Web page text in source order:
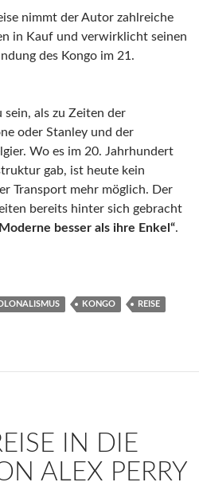
nimmt der Autor zahlreiche
in Kauf und verwirklicht seinen
des Kongo im 21.
als zu Zeiten der
oder Stanley und der
Wo es im 20. Jahrhundert
gab, ist heute kein
Transport mehr möglich. Der
bereits hinter sich gebracht
besser als ihre Enkel“.
dunkle Herz des Kongo von Tim
KONGO REISE
IN DIE
ALEX PERRY